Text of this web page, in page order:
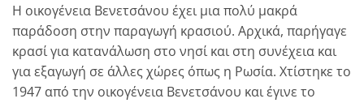
Η οικογένεια Βενετσάνου έχει μια πολύ μακρά
παράδοση στην παραγωγή κρασιού. Αρχικά, παρήγαγε
κρασί για κατανάλωση στο νησί και στη συνέχεια και
για εξαγωγή σε άλλες χώρες όπως η Ρωσία. Χτίστηκε το
1947 από την οικογένεια Βενετσάνου και έγινε το